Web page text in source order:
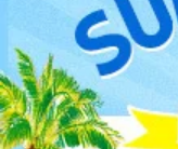
することに対し
用目的を本人に
事務の遂行に支
④開示対象個人情
開示対象個人情
たはその代理人